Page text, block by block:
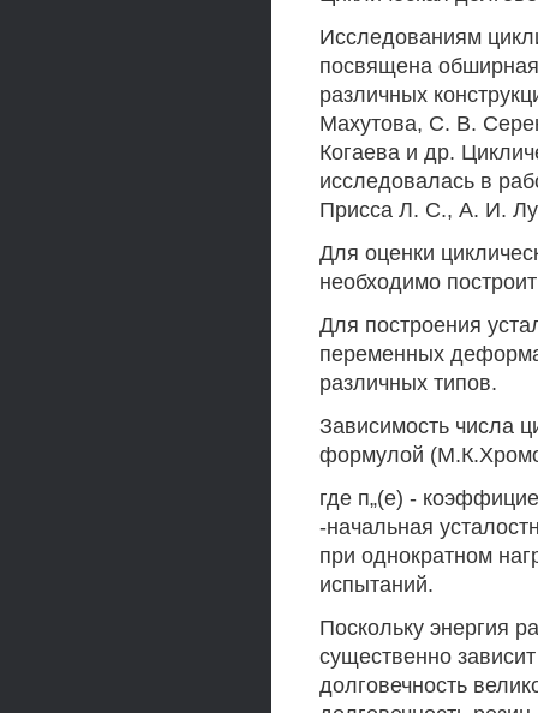
Исследованиям
посвящена обширная
различных
Махутова, С. В.
Когаева и др.
исследовалась в
Присса Л. С., А. И.
Для оценки
необходимо
Для построения
переменных
различных типов.
Зависимость числа
формулой
где п„(е) -
-начальная
при однократном
испытаний.
Поскольку энергия
существенно
долговечность